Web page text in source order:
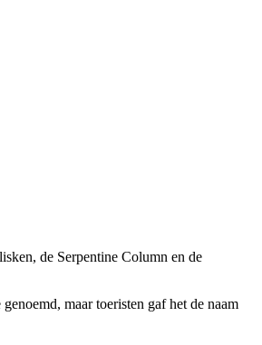
de Serpentine Column en de
maar toeristen gaf het de naam